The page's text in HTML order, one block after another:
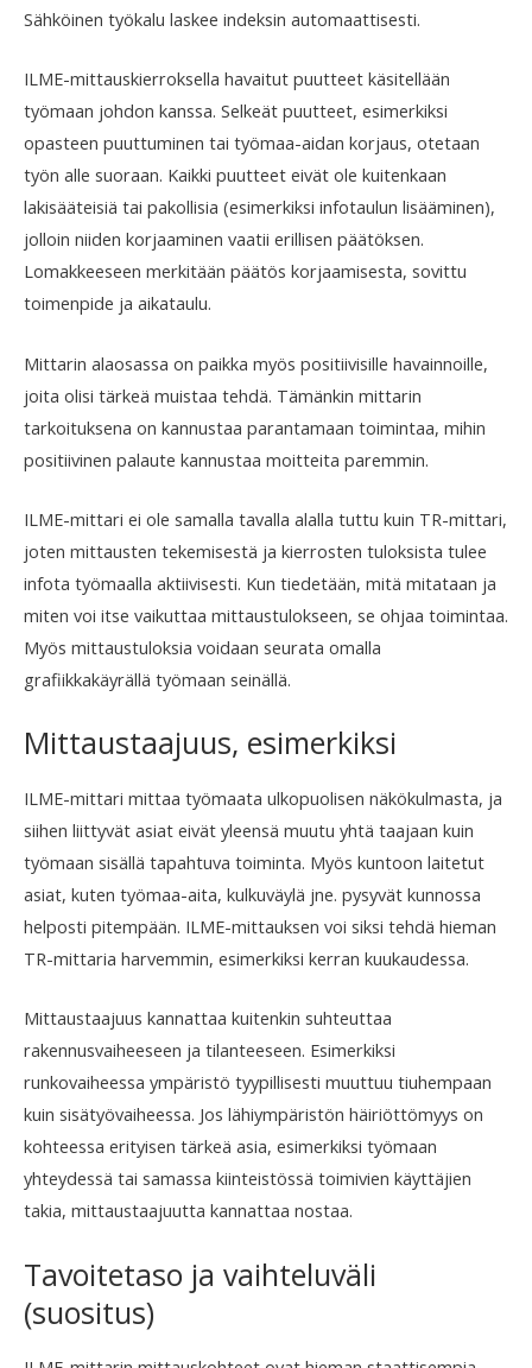
Sähköinen työkalu laskee indeksin automaattisesti.
ILME-mittauskierroksella havaitut puutteet käsitellään
työmaan johdon kanssa. Selkeät puutteet, esimerkiksi
opasteen puuttuminen tai työmaa-aidan korjaus, otetaan
työn alle suoraan. Kaikki puutteet eivät ole kuitenkaan
lakisääteisiä tai pakollisia (esimerkiksi infotaulun lisääminen),
jolloin niiden korjaaminen vaatii erillisen päätöksen.
Lomakkeeseen merkitään päätös korjaamisesta, sovittu
toimenpide ja aikataulu.
Mittarin alaosassa on paikka myös positiivisille havainnoille,
joita olisi tärkeä muistaa tehdä. Tämänkin mittarin
tarkoituksena on kannustaa parantamaan toimintaa, mihin
positiivinen palaute kannustaa moitteita paremmin.
ILME-mittari ei ole samalla tavalla alalla tuttu kuin TR-mittari,
joten mittausten tekemisestä ja kierrosten tuloksista tulee
infota työmaalla aktiivisesti. Kun tiedetään, mitä mitataan ja
miten voi itse vaikuttaa mittaustulokseen, se ohjaa toimintaa.
Myös mittaustuloksia voidaan seurata omalla
grafiikkakäyrällä työmaan seinällä.
Mittaustaajuus, esimerkiksi
ILME-mittari mittaa työmaata ulkopuolisen näkökulmasta, ja
siihen liittyvät asiat eivät yleensä muutu yhtä taajaan kuin
työmaan sisällä tapahtuva toiminta. Myös kuntoon laitetut
asiat, kuten työmaa-aita, kulkuväylä jne. pysyvät kunnossa
helposti pitempään. ILME-mittauksen voi siksi tehdä hieman
TR-mittaria harvemmin, esimerkiksi kerran kuukaudessa.
Mittaustaajuus kannattaa kuitenkin suhteuttaa
rakennusvaiheeseen ja tilanteeseen. Esimerkiksi
runkovaiheessa ympäristö tyypillisesti muuttuu tiuhempaan
kuin sisätyövaiheessa. Jos lähiympäristön häiriöttömyys on
kohteessa erityisen tärkeä asia, esimerkiksi työmaan
yhteydessä tai samassa kiinteistössä toimivien käyttäjien
takia, mittaustaajuutta kannattaa nostaa.
Tavoitetaso ja vaihteluväli
(suositus)